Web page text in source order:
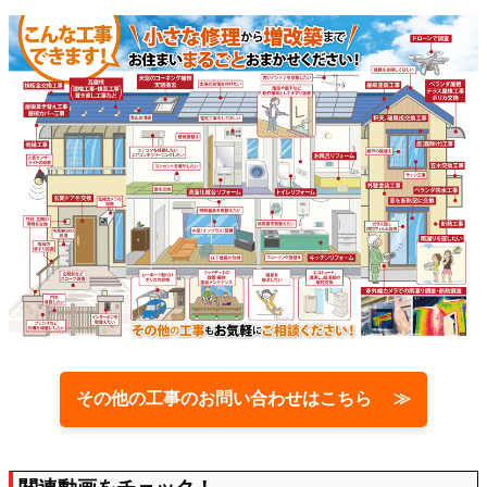
その他の工事のお問い合わせはこちら ≫